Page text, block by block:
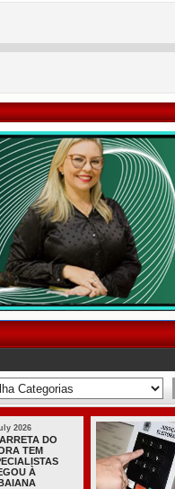
do TSE
primeiras
na